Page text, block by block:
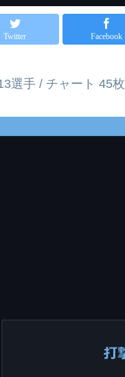
Twitter Facebook
選手 / チャート 45枚